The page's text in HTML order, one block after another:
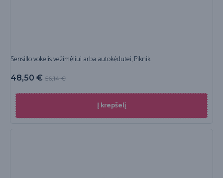
Sensillo vokelis vežimėliui arba autokėdutei, Piknik
56,14€
48,50 €
Į krepšelį